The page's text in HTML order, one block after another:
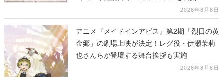
2026年8月8日
アニメ『メイドインアビス』第2期「烈日の黄
金郷」の劇場上映が決定！レグ役・伊瀬茉莉
也さんらが登壇する舞台挨拶も実施
2026年8月8日